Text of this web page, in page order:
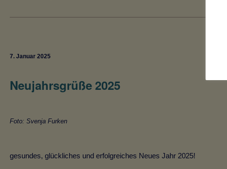
7. Januar 2025
Neujahrsgrüße 2025
Foto: Svenja Furken
gesundes, glückliches und erfolgreiches Neues Jahr 2025!